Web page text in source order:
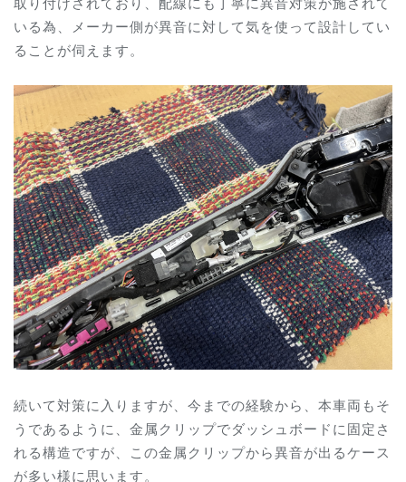
いる為、メーカー側が異音に対して気を使って設計してい
ることが伺えます。
続いて対策に入りますが、今までの経験から、本車両もそ
うであるように、金属クリップでダッシュボードに固定さ
れる構造ですが、この金属クリップから異音が出るケース
が多い様に思います。